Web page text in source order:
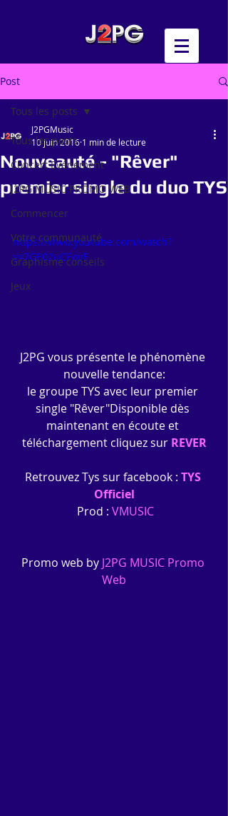
Post
Tous les posts
Concert Evénement
J2PG MUSIC PROMO WEB
Commencer
Votre communauté
Graphisme conseils
Jeux
Tous les posts
Nouveauté - "Rêver"
premier single du duo TYS
J2PGMusic
10 juin 2016 1 min de lecture
https://www.youtube.com/watch?
v=7GE02uCEoyE
J2PG vous présente le phénomène
nouvelle tendance:
le groupe TYS avec leur premier
single "Rêver"Disponible dès
maintenant en écoute et
téléchargement cliquez sur REVER
Retrouvez Tys sur facebook : TYS
Officiel
Prod : VMUSIC
Promo web by J2PG MUSIC Promo
Web